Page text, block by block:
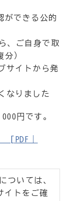
ができる公的
、ご自身で取
）
サイトから発
なりました
円です。
[PDF｜
ついては、
イトをご確